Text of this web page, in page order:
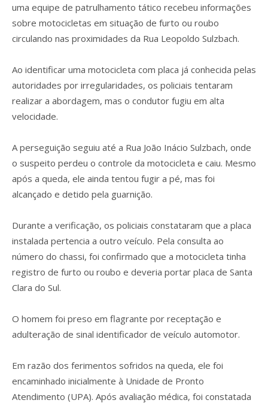
uma equipe de patrulhamento tático recebeu informações
sobre motocicletas em situação de furto ou roubo
circulando nas proximidades da Rua Leopoldo Sulzbach.
Ao identificar uma motocicleta com placa já conhecida pelas
autoridades por irregularidades, os policiais tentaram
realizar a abordagem, mas o condutor fugiu em alta
velocidade.
A perseguição seguiu até a Rua João Inácio Sulzbach, onde
o suspeito perdeu o controle da motocicleta e caiu. Mesmo
após a queda, ele ainda tentou fugir a pé, mas foi
alcançado e detido pela guarnição.
Durante a verificação, os policiais constataram que a placa
instalada pertencia a outro veículo. Pela consulta ao
número do chassi, foi confirmado que a motocicleta tinha
registro de furto ou roubo e deveria portar placa de Santa
Clara do Sul.
O homem foi preso em flagrante por receptação e
adulteração de sinal identificador de veículo automotor.
Em razão dos ferimentos sofridos na queda, ele foi
encaminhado inicialmente à Unidade de Pronto
Atendimento (UPA). Após avaliação médica, foi constatada